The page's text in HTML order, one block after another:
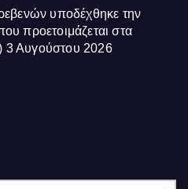
υποδέχθηκε την
προετοιμάζεται στα
3 Αυγούστου 2026